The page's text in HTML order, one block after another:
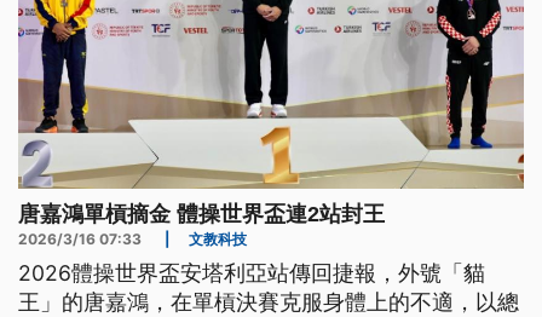
唐嘉鴻單槓摘金 體操世界盃連2站封王
2026/3/16 07:33 文教科技
2026體操世界盃安塔利亞站傳回捷報，外號「貓
王」的唐嘉鴻，在單槓決賽克服身體上的不適，以總